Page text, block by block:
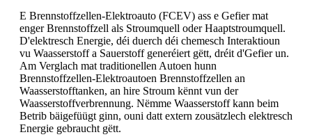
E Brennstoffzellen-Elektroauto (FCEV) ass e Gefier mat
enger Brennstoffzell als Stroumquell oder Haaptstroumquell.
D'elektresch Energie, déi duerch déi chemesch Interaktioun
vu Waasserstoff a Sauerstoff generéiert gëtt, dréit d'Gefier un.
Am Verglach mat traditionellen Autoen hunn
Brennstoffzellen-Elektroautoen Brennstoffzellen an
Waasserstofftanken, an hire Stroum kënnt vun der
Waasserstoffverbrennung. Nëmme Waasserstoff kann beim
Betrib bäigefüügt ginn, ouni datt extern zousätzlech elektresch
Energie gebraucht gëtt.